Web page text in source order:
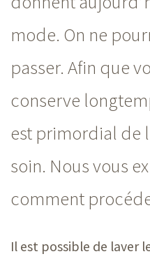
mode. On ne
passer. Afin que
conserve
est primordial de
soin. Nous vous
comment
Il est possible de laver